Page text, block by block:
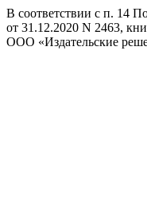
В соответствии с п. 14
от 31.12.2020 N 2463,
ООО «Издательские